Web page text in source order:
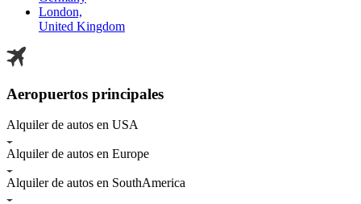
London,
United Kingdom
Aeropuertos principales
Alquiler de autos en USA
Alquiler de autos en Europe
Alquiler de autos en SouthAmerica